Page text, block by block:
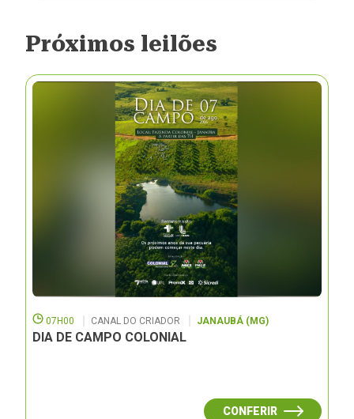
Próximos leilões
07H00 CANAL DO CRIADOR JANAUBÁ (MG)
DIA DE CAMPO COLONIAL
CONFERIR